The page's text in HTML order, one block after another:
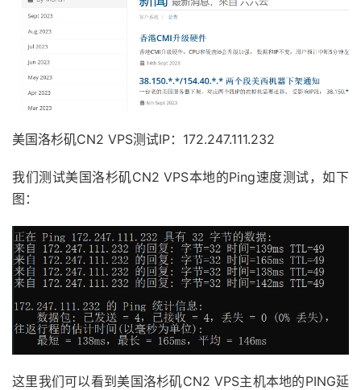
美国洛杉矶CN2 VPS测试IP：172.247.111.232
我们测试美国洛杉矶CN2 VPS本地的Ping速度测试，如下
图：
这里我们可以看到美国洛杉矶CN2 VPS主机本地的PING延